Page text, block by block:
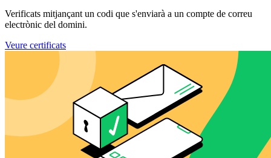
Verificats mitjançant un codi que s'enviarà a un compte de correu
electrònic del domini.
Veure certificats